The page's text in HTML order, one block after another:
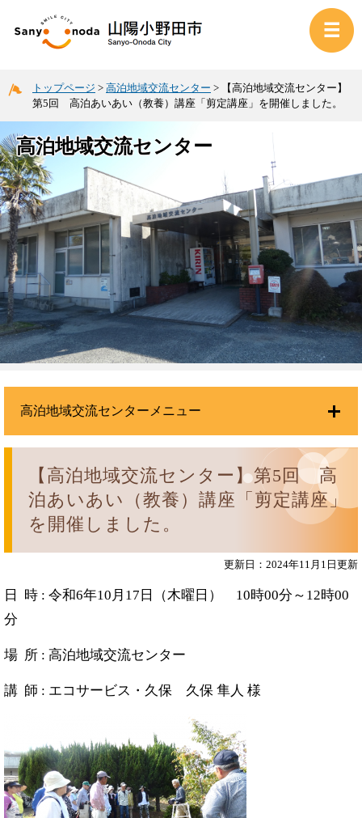
トップページ > 高泊地域交流センター >
【高泊地域交流センター】
第5回 高泊あいあい（教養）講座「剪定講座」を開催しました。
高泊地域交流センター
【高泊地域交流センター】第5回 高
泊あいあい（教養）講座「剪定講座」
を開催しました。
更新日：2024年11月1日更新
日 時 : 令和6年10月17日（木曜日） 10時00分～12時00
分
場 所 : 高泊地域交流センター
講 師 : エコサービス・久保 久保 隼人 様
高泊地域交流センターメニュー